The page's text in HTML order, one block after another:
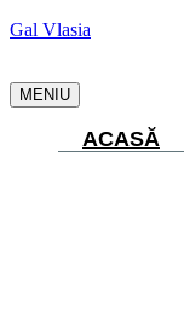
Gal Vlasia
MENIU
ACASĂ